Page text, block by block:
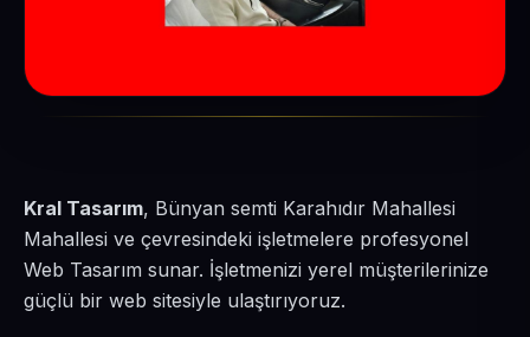
Kral Tasarım, Bünyan semti Karahıdır Mahallesi
Mahallesi ve çevresindeki işletmelere profesyonel
Web Tasarım sunar. İşletmenizi yerel müşterilerinize
güçlü bir web sitesiyle ulaştırıyoruz.